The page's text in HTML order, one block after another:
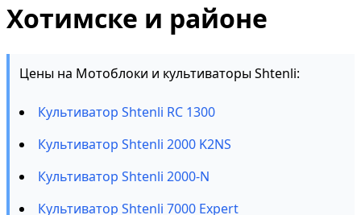
Хотимске и районе
Цены на Мотоблоки и культиваторы Shtenli:
Культиватор Shtenli RC 1300
Культиватор Shtenli 2000 K2NS
Культиватор Shtenli 2000-N
Культиватор Shtenli 7000 Expert